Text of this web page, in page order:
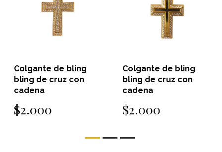
Colgante de bling
bling de cruz con
cadena
$2.000
Colgante de bling
bling de cruz con
cadena
$2.000